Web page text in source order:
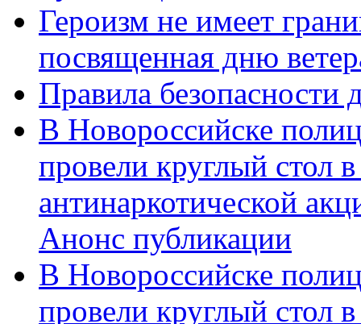
Героизм не имеет
посвященная дню
Правила безопасности
В Новороссийске
провели круглый стол
антинаркотической
Анонс публикации
В Новороссийске
провели круглый стол